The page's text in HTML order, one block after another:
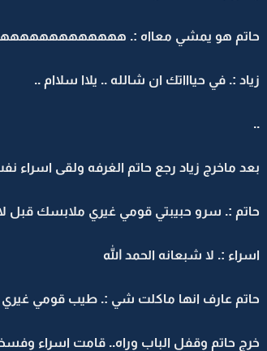
حاتم هو يمشي معااه :. هههههههههههههه
زياد :. في حياااتك ان شالله .. يلاا سلاام ..
..
بعد ماخرج زياد رجع حاتم الغرفه ولقى
حاتم :. سرو حبيبتي قومي غيري ملابسك قبل
اسراء :. لا شبعانه الحمد الله
حاتم عارف انها ماكلت شي :. طيب قومي غيري
خرج حاتم وقفل الباب وراه.. قامت اسراء